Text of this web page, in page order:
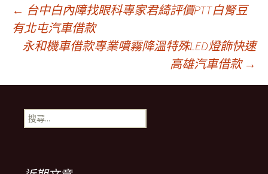
文
章
導
覽
← 台中白內障找眼科專家君綺評價PTT白腎豆
有北屯汽車借款
永和機車借款專業噴霧降溫特殊LED燈飾快速
高雄汽車借款 →
搜
尋